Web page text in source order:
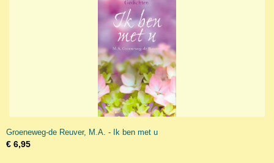
Groeneweg-de Reuver, M.A. - Ik ben met u
€ 6,95